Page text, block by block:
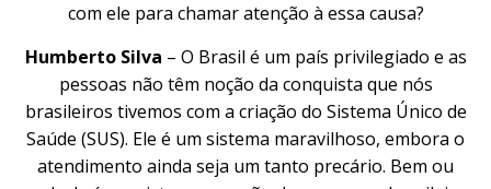
com ele para chamar atenção à essa causa?
Humberto Silva – O Brasil é um país privilegiado e as
pessoas não têm noção da conquista que nós
brasileiros tivemos com a criação do Sistema Único de
Saúde (SUS). Ele é um sistema maravilhoso, embora o
atendimento ainda seja um tanto precário. Bem ou